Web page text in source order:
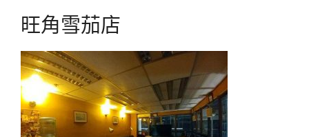
旺角雪茄店